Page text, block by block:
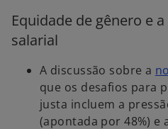
Equidade de gênero e
salarial
A discussão sobre a
que os desafios para
justa incluem a
(apontada por 48%) e